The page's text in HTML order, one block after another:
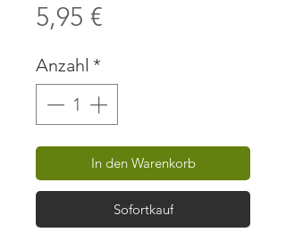
5,95 €
Anzahl *
In den Warenkorb
Sofortkauf